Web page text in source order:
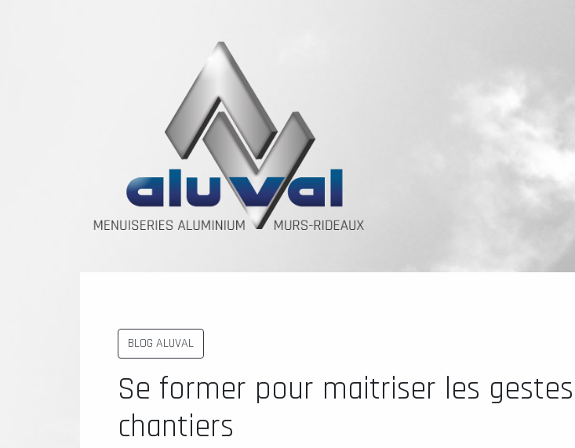
BLOG ALUVAL
Se former pour maitriser les
chantiers